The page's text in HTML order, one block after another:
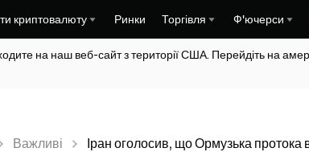
криптовалюту Ринки Торгівля Ф'ючерси
на наш веб-сайт з території США. Перейдіть на
Важливі Іран оголосив, що Ормузька протока